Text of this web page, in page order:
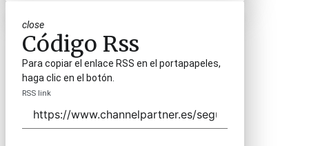
close
Código Rss
Para copiar el enlace RSS en el portapapeles,
haga clic en el botón.
RSS link